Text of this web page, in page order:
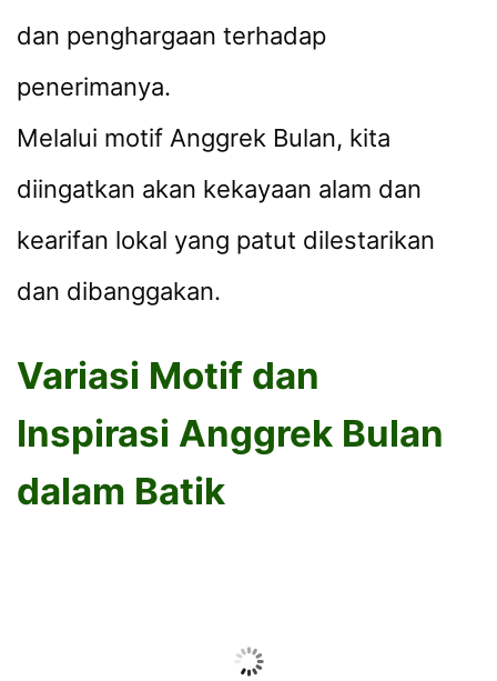
dan penghargaan terhadap
penerimanya.
Melalui motif Anggrek Bulan, kita
diingatkan akan kekayaan alam dan
kearifan lokal yang patut dilestarikan
dan dibanggakan.
Variasi Motif dan
Inspirasi Anggrek Bulan
dalam Batik